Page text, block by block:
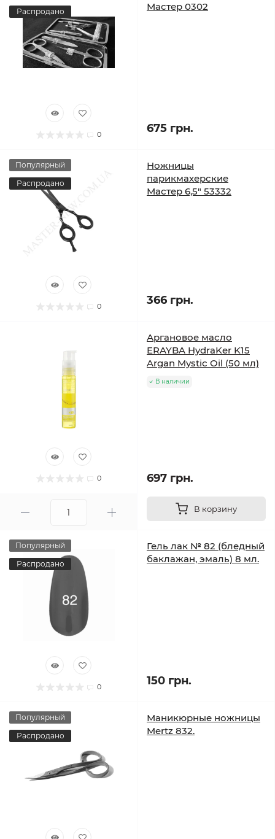
Распродано
0
Мастер 0302
675 грн.
Популярный
Распродано
0
Ножницы
парикмахерские
Мастер 6,5" 53332
366 грн.
0
Аргановое масло
ERAYBA HydraKer K15
Argan Mystic Oil (50 мл)
В наличии
697 грн.
В корзину
Популярный
Распродано
0
Гель лак № 82 (бледный
баклажан, эмаль) 8 мл.
150 грн.
Популярный
Распродано
Маникюрные ножницы
Mertz 832.